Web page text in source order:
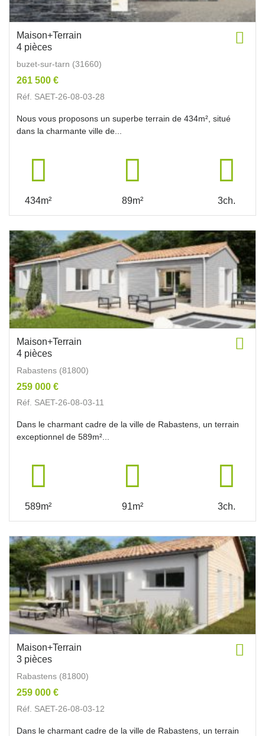
Maison+Terrain
4 pièces
buzet-sur-tarn (31660)
261 500 €
Réf. SAET-26-08-03-28
Nous vous proposons un superbe terrain de 434m², situé
dans la charmante ville de...
434m² 89m² 3ch.
Maison+Terrain
4 pièces
Rabastens (81800)
259 000 €
Réf. SAET-26-08-03-11
Dans le charmant cadre de la ville de Rabastens, un terrain
exceptionnel de 589m²...
589m² 91m² 3ch.
Maison+Terrain
3 pièces
Rabastens (81800)
259 000 €
Réf. SAET-26-08-03-12
Dans le charmant cadre de la ville de Rabastens, un terrain